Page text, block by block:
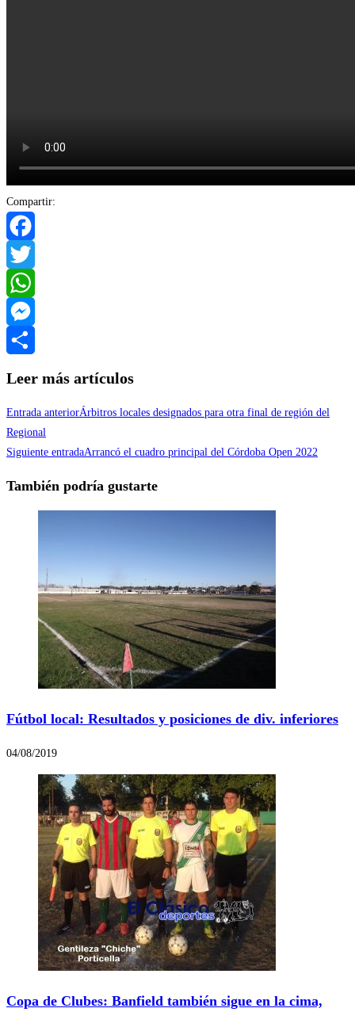
Compartir:
Facebook
Twitter
WhatsApp
Messenger
Leer más artículos
Entrada anteriorÁrbitros locales designados para otra final de región del
Regional
Siguiente entradaArrancó el cuadro principal del Córdoba Open 2022
También podría gustarte
Fútbol local: Resultados y posiciones de div. inferiores
04/08/2019
Copa de Clubes: Banfield también sigue en la cima,